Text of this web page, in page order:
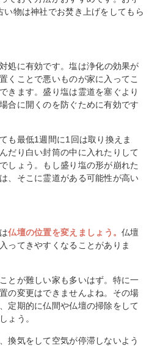
い物は神社でお焚き上げをしてもら
処に有効です。塩は浄化の効果が
くことで悪いものが家に入ってこ
きます。盛り塩は霊道を塞ぐより
合に開くのを防ぐために有効です
も最低1週間に1回は取り換えま
だり白い封筒の中に入れたりして
しょう。もし盛り塩の形が崩れた
、そこに霊道がある可能性が高い
仏壇の位置を変えましょう。仏壇
ってきやすくなることがありま
とが難しい家も多いはず。特に一
の変更はできませんよね。その場
定期的に仏間や仏壇の掃除をして
ょう。
換気をして空気が停滞しないよう